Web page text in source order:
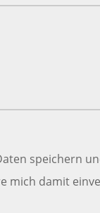
speichern
mich damit